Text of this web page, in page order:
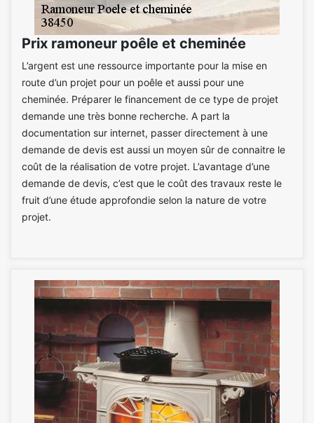
Prix ramoneur poêle et cheminée
L’argent est une ressource importante pour la mise en
route d’un projet pour un poêle et aussi pour une
cheminée. Préparer le financement de ce type de projet
demande une très bonne recherche. A part la
documentation sur internet, passer directement à une
demande de devis est aussi un moyen sûr de connaitre le
coût de la réalisation de votre projet. L’avantage d’une
demande de devis, c’est que le coût des travaux reste le
fruit d’une étude approfondie selon la nature de votre
projet.